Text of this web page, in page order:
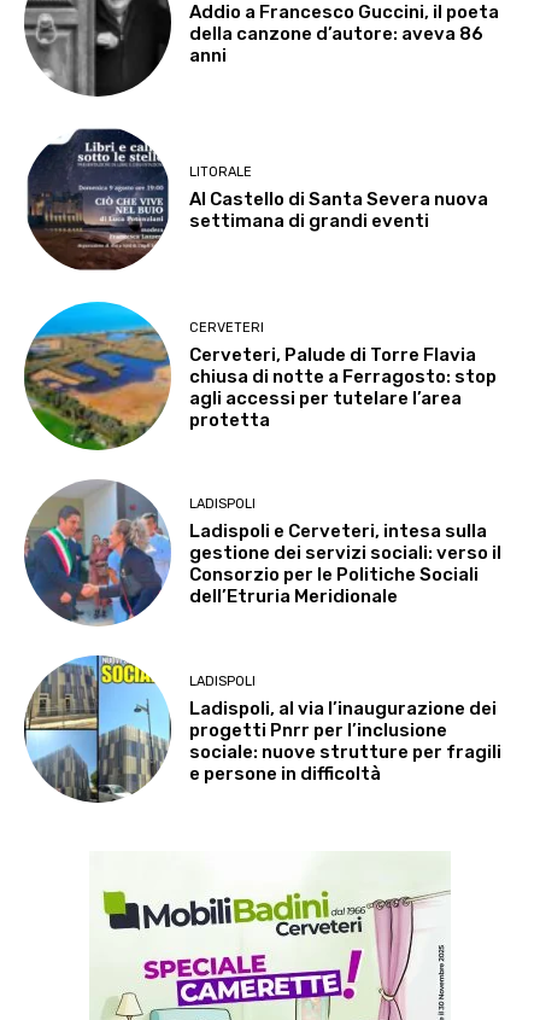
Addio a Francesco Guccini, il poeta
della canzone d’autore: aveva 86
anni
LITORALE
Al Castello di Santa Severa nuova
settimana di grandi eventi
CERVETERI
Cerveteri, Palude di Torre Flavia
chiusa di notte a Ferragosto: stop
agli accessi per tutelare l’area
protetta
LADISPOLI
Ladispoli e Cerveteri, intesa sulla
gestione dei servizi sociali: verso il
Consorzio per le Politiche Sociali
dell’Etruria Meridionale
LADISPOLI
Ladispoli, al via l’inaugurazione dei
progetti Pnrr per l’inclusione
sociale: nuove strutture per fragili
e persone in difficoltà